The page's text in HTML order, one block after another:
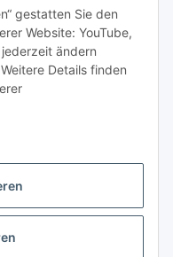
gestatten Sie den
Website: YouTube,
ändern
Details finden